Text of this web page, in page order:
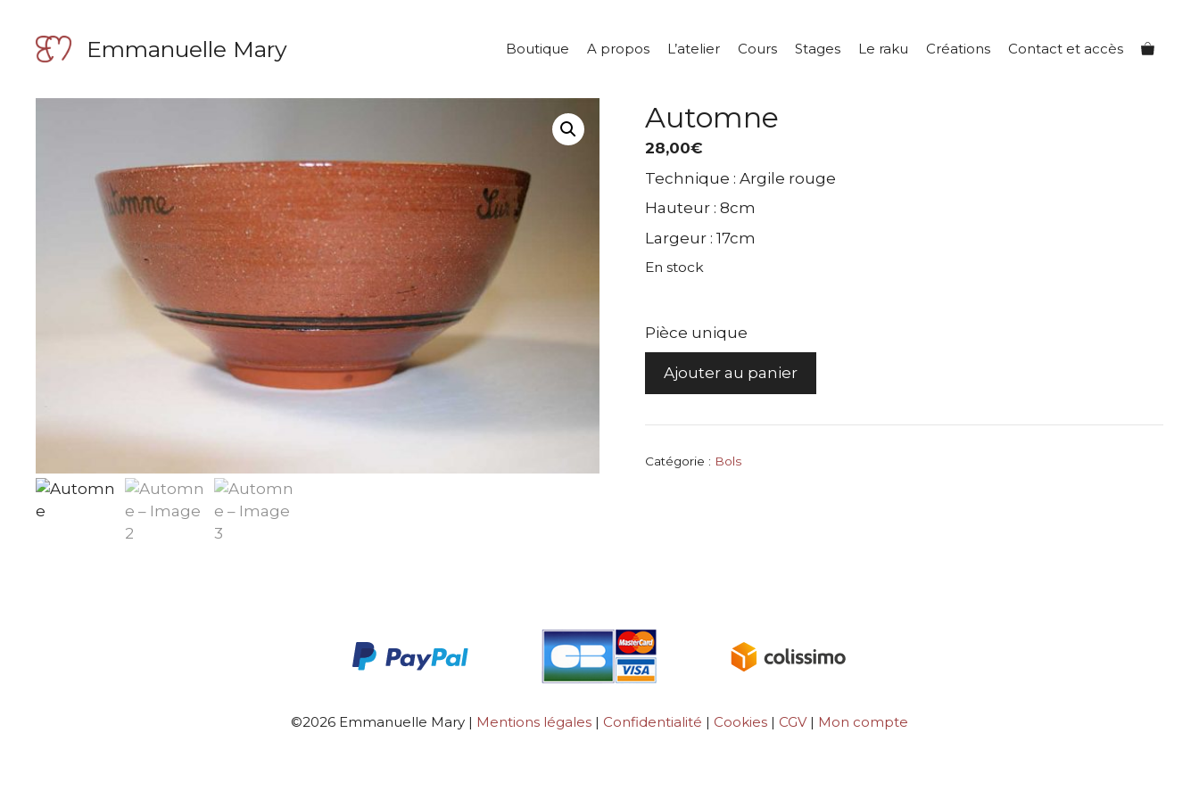
contenu
Emmanuelle Mary Boutique A propos L’atelier Cours Stages Le raku Créations Contact et accès
Automne
28,00€
Technique : Argile rouge
Hauteur : 8cm
Largeur : 17cm
En stock
Pièce unique
de
Ajouter au panier
Catégorie : Bols
©2026 Emmanuelle Mary | Mentions légales | Confidentialité | Cookies | CGV | Mon compte